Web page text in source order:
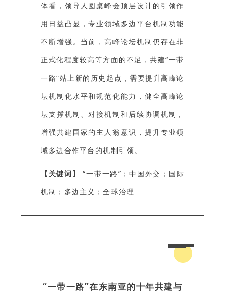
体看，领导人圆桌峰会顶层设计的引领作
用日益凸显，专业领域多边平台机制功能
不断增强。当前，高峰论坛机制仍存在非
正式化程度较高等方面的不足，共建“一带
一路”站上新的历史起点，需要提升高峰论
坛机制化水平和规范化能力，健全高峰论
坛支撑机制、对接机制和后续协调机制，
增强共建国家的主人翁意识，提升专业领
域多边合作平台的机制引领。
【关键词】
“一带一路”；中国外交；国际
机制；多边主义；全球治理
“一带一路”在东南亚的十年共建与